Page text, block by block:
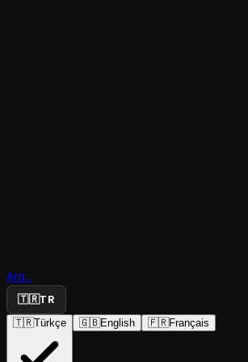
Ara...
🇹🇷TR
🇹🇷Türkçe 🇬🇧English 🇫🇷Français
Eşek